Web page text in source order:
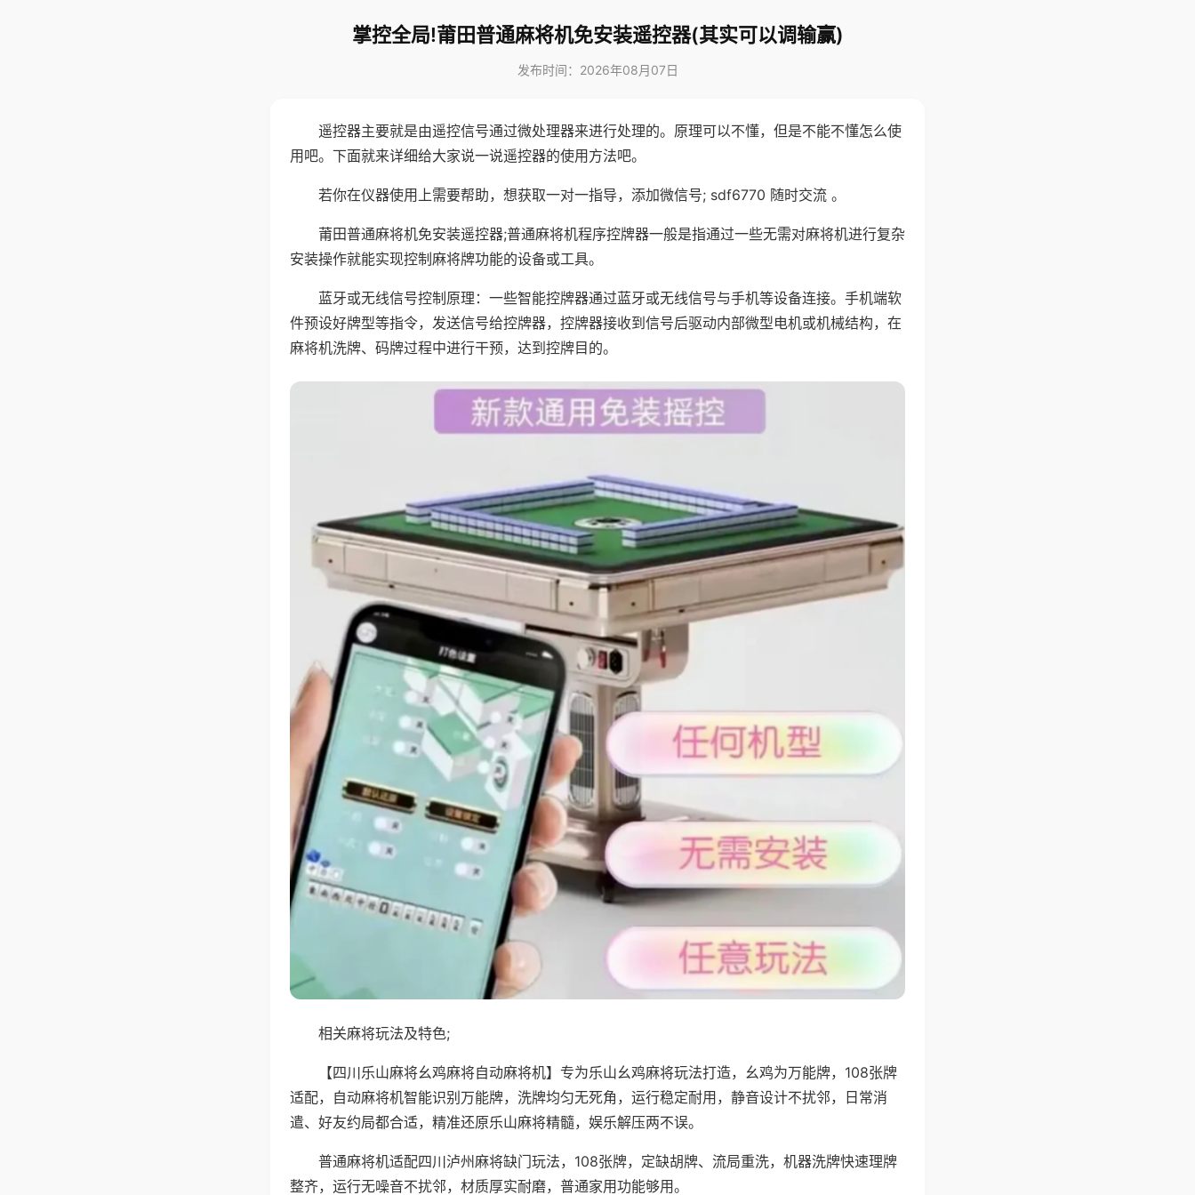
掌控全局!莆田普通麻将机免安装遥控器(其实可以调输赢)
发布时间：2026年08月07日
遥控器主要就是由遥控信号通过微处理器来进行处理的。原理可以不懂，但是不能不懂怎么使
用吧。下面就来详细给大家说一说遥控器的使用方法吧。
若你在仪器使用上需要帮助，想获取一对一指导，添加微信号; sdf6770 随时交流 。
莆田普通麻将机免安装遥控器;普通麻将机程序控牌器一般是指通过一些无需对麻将机进行复杂
安装操作就能实现控制麻将牌功能的设备或工具。
蓝牙或无线信号控制原理：一些智能控牌器通过蓝牙或无线信号与手机等设备连接。手机端软
件预设好牌型等指令，发送信号给控牌器，控牌器接收到信号后驱动内部微型电机或机械结构，在
麻将机洗牌、码牌过程中进行干预，达到控牌目的。
相关麻将玩法及特色;
【四川乐山麻将幺鸡麻将自动麻将机】专为乐山幺鸡麻将玩法打造，幺鸡为万能牌，108张牌
适配，自动麻将机智能识别万能牌，洗牌均匀无死角，运行稳定耐用，静音设计不扰邻，日常消
遣、好友约局都合适，精准还原乐山麻将精髓，娱乐解压两不误。
普通麻将机适配四川泸州麻将缺门玩法，108张牌，定缺胡牌、流局重洗，机器洗牌快速理牌
整齐，运行无噪音不扰邻，材质厚实耐磨，普通家用功能够用。